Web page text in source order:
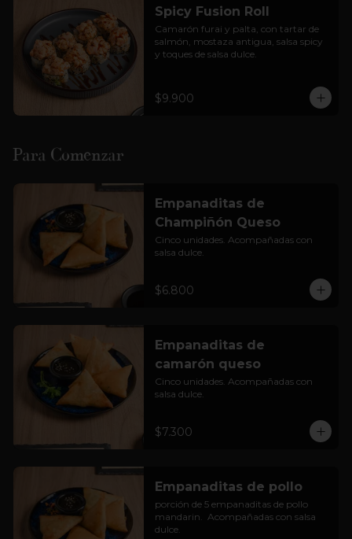
wasabi
(foto solo referencial)
Spicy Fusion Roll
Camarón furai y palta, con tartar de
salmón, mostaza antigua, salsa spicy
y toques de salsa dulce.
$9.900
Para Comenzar
Empanaditas de
Champiñón Queso
Cinco unidades. Acompañadas con
salsa dulce.
$6.800
Empanaditas de
camarón queso
Cinco unidades. Acompañadas con
salsa dulce.
$7.300
Empanaditas de pollo
porción de 5 empanaditas de pollo
mandarin.  Acompañadas con salsa
dulce.